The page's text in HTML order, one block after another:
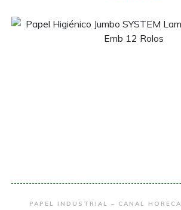
Encomendar
PAPEL INDUSTRIAL – CANAL